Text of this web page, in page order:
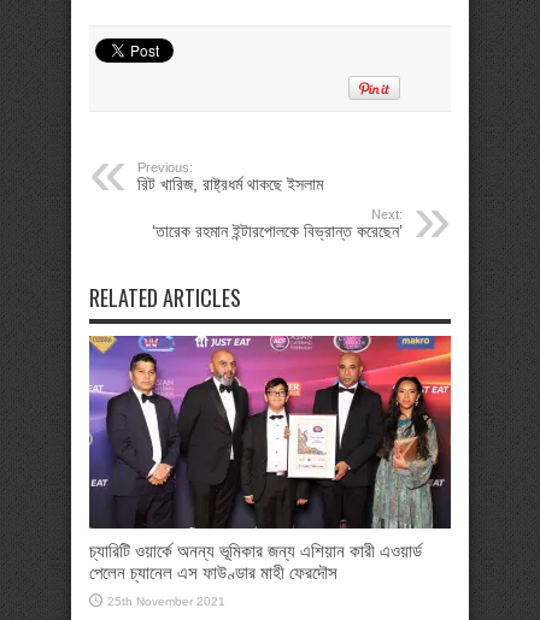
Previous:
রিট খারিজ, রাষ্ট্রধর্ম থাকছে ইসলাম
Next:
‘তারেক রহমান ইন্টারপোলকে বিভ্রান্ত করেছেন’
RELATED ARTICLES
চ্যারিটি ওয়ার্কে অনন্য ভূমিকার জন্য এশিয়ান কারী এওয়ার্ড
পেলেন চ্যানেল এস ফাউণ্ডার মাহী ফেরদৌস
25th November 2021